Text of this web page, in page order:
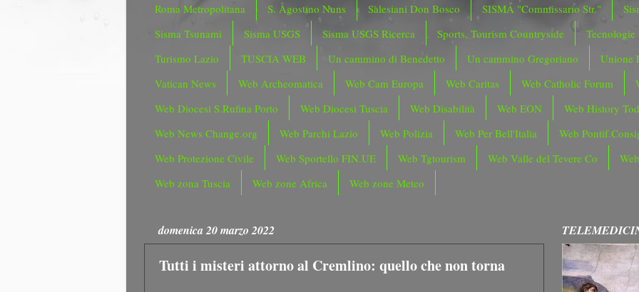
Roma Metropolitana
S. Agostino Nuns Salesiani Don Bosco SISMA "Commissario Str."
Sisma Tsunami
Sisma USGS Sisma USGS Ricerca Sports, Tourism Countryside
Tecnologie
Turismo Lazio
TUSCIA WEB Un cammino di Benedetto Un cammino Gregoriano
Unione
Vatican News
Web Archeomatica Web Cam Europa Web Caritas Web Catholic Forum
Web Diocesi S.Rufina Porto
Web Diocesi Tuscia Web Disabilità Web EON
Web History
Web News Change.org
Web Parchi Lazio Web Polizia Web Per Bell'Italia
Web
Web Protezione Civile
Web Sportello FIN.UE Web Tgtourism Web Valle del Tevere Co
Web zona Tuscia
Web zone Africa Web zone Meteo
domenica 20 marzo 2022
Tutti i misteri attorno al Cremlino: quello che non torna